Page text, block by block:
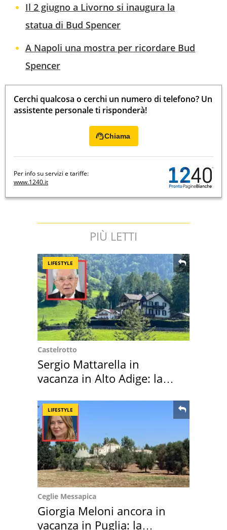
Il 2 giugno a Livorno si inaugura la
statua di Bud Spencer
A Napoli una mostra per ricordare Bud
Spencer
Cerchi qualcosa o cerchi un numero di telefono? Un
assistente personale ti risponderà!
Chiama
Per info su servizi e tariffe:
www.1240.it
PIÙ LETTI
LIFESTYLE
Castelrotto
Sergio Mattarella in
vacanza in Alto Adige: la
LIFESTYLE
Ceglie Messapica
Giorgia Meloni ancora in
vacanza in Puglia: la